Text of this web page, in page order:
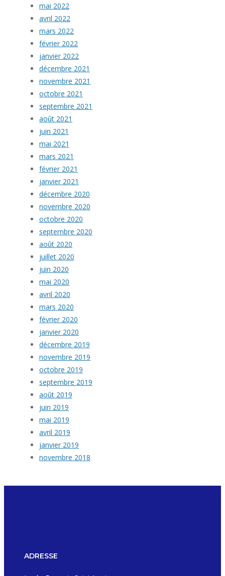
mai 2022
avril 2022
mars 2022
février 2022
janvier 2022
décembre 2021
novembre 2021
octobre 2021
septembre 2021
août 2021
juin 2021
mai 2021
mars 2021
février 2021
janvier 2021
décembre 2020
novembre 2020
octobre 2020
septembre 2020
août 2020
juillet 2020
juin 2020
mai 2020
avril 2020
mars 2020
février 2020
janvier 2020
décembre 2019
novembre 2019
octobre 2019
septembre 2019
août 2019
juin 2019
mai 2019
avril 2019
janvier 2019
novembre 2018
ADRESSE